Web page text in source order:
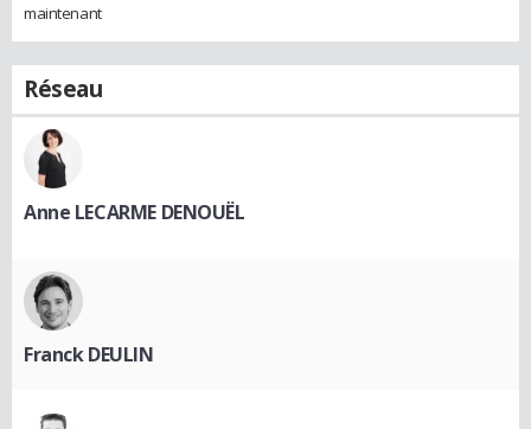
maintenant
Réseau
Anne LECARME DENOUËL
Franck DEULIN